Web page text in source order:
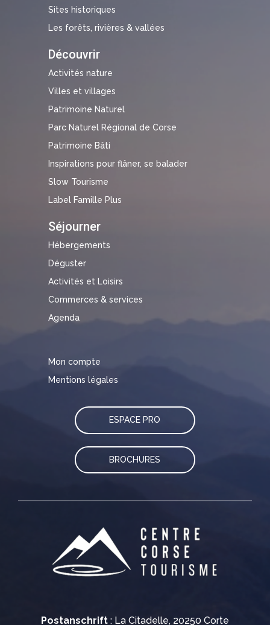
Postanschrift : La Citadelle, 20250 Corte
Sites historiques
Les forêts, rivières & vallées
Découvrir
Activités nature
Villes et villages
Patrimoine Naturel
Parc Naturel Régional de Corse
Patrimoine Bâti
Inspirations pour flâner, se balader
Slow Tourisme
Label Famille Plus
Séjourner
Hébergements
Déguster
Activités et Loisirs
Commerces & services
Agenda
Mon compte
Mentions légales
ESPACE PRO
BROCHURES